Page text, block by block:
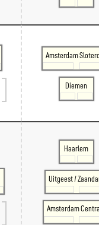
Amsterdam
Diemen
Haarlem
Uitgeest /
Amsterdam